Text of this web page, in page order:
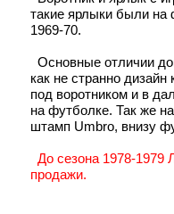
такие ярлыки были на
1969-70.
Основные отличии
как не странно дизайн
под воротником и в
на футболке. Так же
штамп Umbro, внизу
До сезона 1978-1979
продажи.